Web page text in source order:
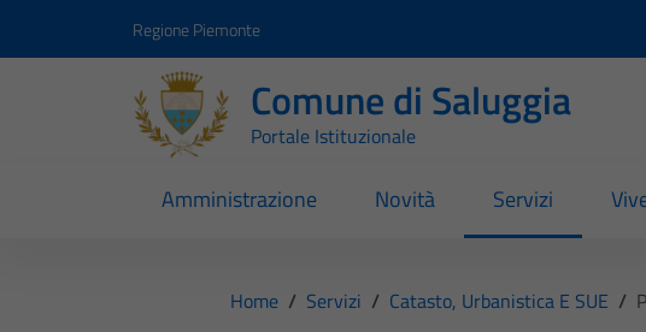
Regione Piemonte
Comune di Saluggia
Portale Istituzionale
Amministrazione Novità Servizi
Home / Servizi / Catasto, Urbanistica E SUE /